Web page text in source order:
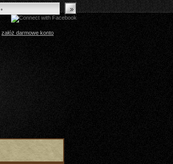
załóż darmowe konto